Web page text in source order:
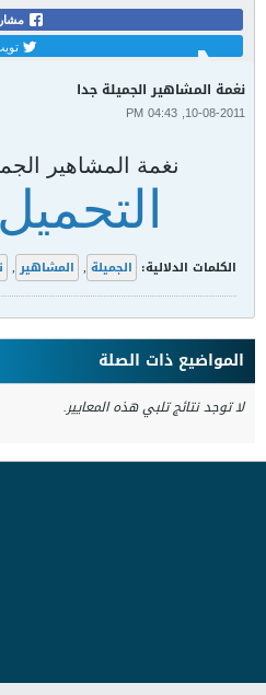
نغمة المشاهير الجميلة جدا
10-08-2011, 04:43 PM
نغمة المشاهير
التحميل
الكلمات الدلالية: الجميلة , المشاهير ,
المواضيع ذات الصلة
لا توجد نتائج تلبي هذه المعايير.